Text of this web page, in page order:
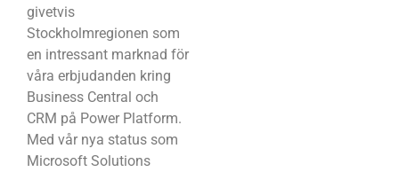
givetvis
Stockholmregionen som
en intressant marknad för
våra erbjudanden kring
Business Central och
CRM på Power Platform.
Med vår nya status som
Microsoft Solutions